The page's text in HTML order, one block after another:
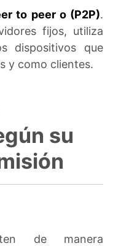
to peer o (P2P).
fijos, utiliza
dispositivos que
y como clientes.
su
de manera